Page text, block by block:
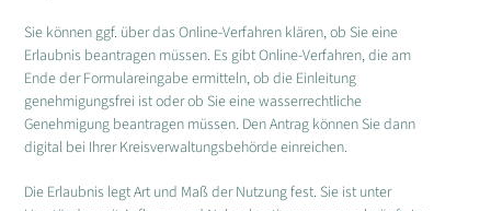
Sie können ggf. über das Online-Verfahren klären, ob Sie eine
Erlaubnis beantragen müssen. Es gibt Online-Verfahren, die am
Ende der Formulareingabe ermitteln, ob die Einleitung
genehmigungsfrei ist oder ob Sie eine wasserrechtliche
Genehmigung beantragen müssen. Den Antrag können Sie dann
digital bei Ihrer Kreisverwaltungsbehörde einreichen.
Die Erlaubnis legt Art und Maß der Nutzung fest. Sie ist unter